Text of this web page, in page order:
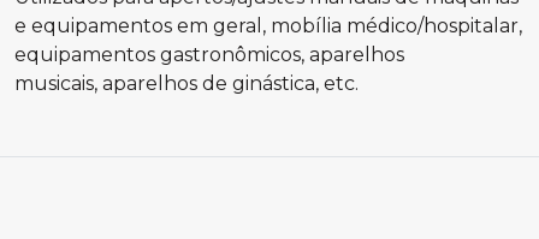
e equipamentos em geral, mobília médico/hospitalar,
equipamentos gastronômicos, aparelhos
musicais, aparelhos de ginástica, etc.